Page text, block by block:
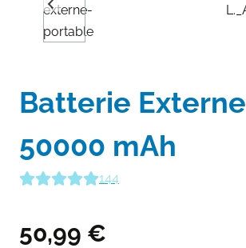
Batterie Externe
50000 mAh
144
50,99 €